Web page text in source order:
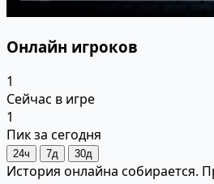
Онлайн игроков
1
Сейчас в игре
1
Пик за сегодня
24ч 7д 30д
История онлайна собирается.